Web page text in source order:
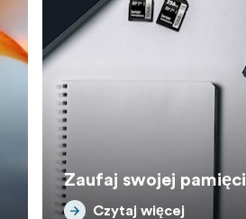
Zaufaj swojej pamięci
Czytaj więcej